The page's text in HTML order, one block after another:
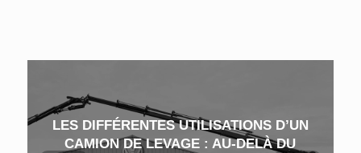
LES DIFFÉRENTES UTILISATIONS D’UN
CAMION DE LEVAGE : AU-DELÀ DU